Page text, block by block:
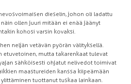
dieselin, johon oli ladattu
ollen juuri mitään ei enää jäänyt
kohosi varsin kovaksi.
neljän vetävän pyörän välityksellä.
etuvetoinen, mutta takarenkaat tulevat
sähköisesti ohjatut nelivedot toimivat
maastureiden kanssa kiipeämään
tuottanut tuskaa lainkaan.